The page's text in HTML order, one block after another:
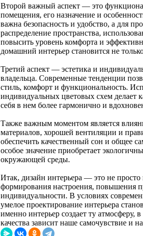
Второй важный аспект — это
помещения, его назначение и
важна безопасность и удобство, а для
распределение пространства,
повысить уровень комфорта и
домашний интерьер становится не
Третий аспект — эстетика и
владельца. Современные тенденции
стиль, комфорт и функциональность.
индивидуальных цветовых схем делает
себя в нем более гармонично и
Также важным моментом является
материалов, хорошей вентиляции и
обеспечить качественный сон и общее
особое значение приобретает
окружающей среды.
Итак, дизайн интерьера — это не
формирования настроения, повышения
индивидуальности. В условиях
умелое проектирование интерьера
именно интерьер создает ту
качества зависит наше самочувствие и